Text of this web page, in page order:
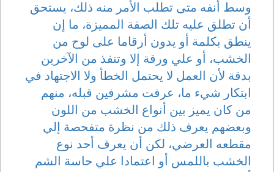
وسط أنفه متى تطلب الأمر منه ذلك، يستحق
أن تطلق عليه تلك الصفة المميزة، ما إن
ينطق بكلمة أو يدون أرقاما على لوح من
الخشب، أو علي ورقة إلا وتنفذ من الآخرين
بدقة لأن العمل لا يحتمل الخطأ ولا الاجتهاد في
ابتكار شيء ما، عرفت مشرفين قبله، منهم
من كان يميز بين أنواع الخشب من اللون
وبعضهم يعرف ذلك من نظرة متفحصة إلي
مقطعه العرضي، لكن أن يعرف أحد نوع
الخشب باللمس أو اعتمادا علي حاسة الشم